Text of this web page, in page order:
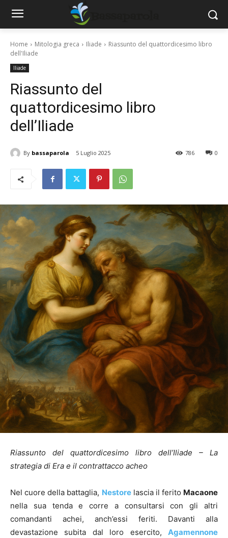
Home Mitologia greca Iliade
Riassunto del quattordicesimo libro
dell'Iliade
Iliade
Riassunto del
quattordicesimo libro
dell’Iliade
By bassaparola 5 Luglio 2025 0
786
Riassunto del quattordicesimo libro dell’Iliade – La
strategia di Era e il contrattacco acheo
Nel cuore della battaglia, Nestorelascia il ferito Macaone
nella sua tenda e corre a consultarsi con gli altri
comandanti achei, anch’essi feriti. Davanti alla
devastazione subita dal loro esercito, Agamennone